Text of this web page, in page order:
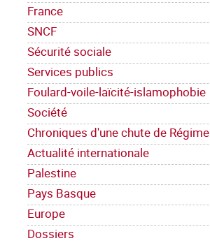
France
SNCF
Sécurité sociale
Services publics
Foulard-voile-laïcité-islamophobie
Société
Chroniques d'une chute de Régime
Actualité internationale
Palestine
Pays Basque
Europe
Dossiers